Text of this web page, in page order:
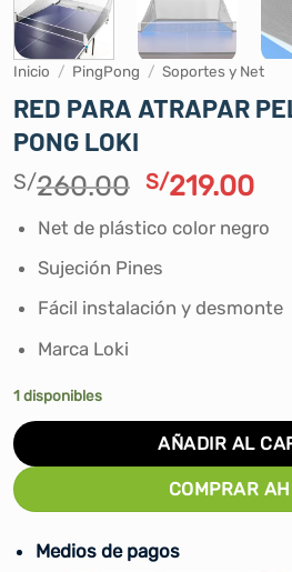
Inicio / PingPong / Soportes y Net
RED PARA ATRAPAR
PONG LOKI
S/260.00 El
original
era:
S/260.00.
S/219.00El
Net de plástico color negro
Sujeción Pines
Fácil instalación y desmonte
Marca Loki
1 disponibles
AÑADIR AL
COMPRAR
Medios de pagos